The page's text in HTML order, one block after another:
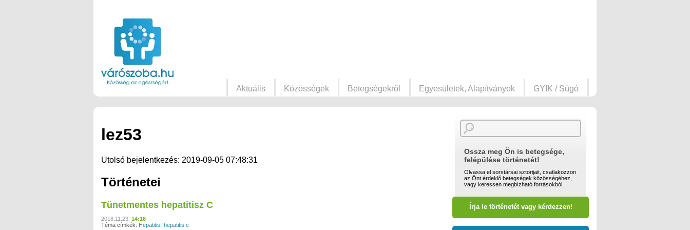
Aktuális Közösségek Betegségekről Egyesületek, Alapítványok GYIK / Súgó
lez53
Utolsó bejelentkezés: 2019-09-05 07:48:31
Történetei
Tünetmentes hepatitisz C
2018.11.23. 14:16
Téma címkék: Hepatitis hepatitis c
Ossza meg Ön is betegsége,
felépülése történetét!
Olvassa el sorstársai sztorijait, csatlakozzon
az Önt érdeklő betegségek közösségéhez,
vagy keressen megbízható forrásokból.
Írja le történetét vagy kérdezzen!